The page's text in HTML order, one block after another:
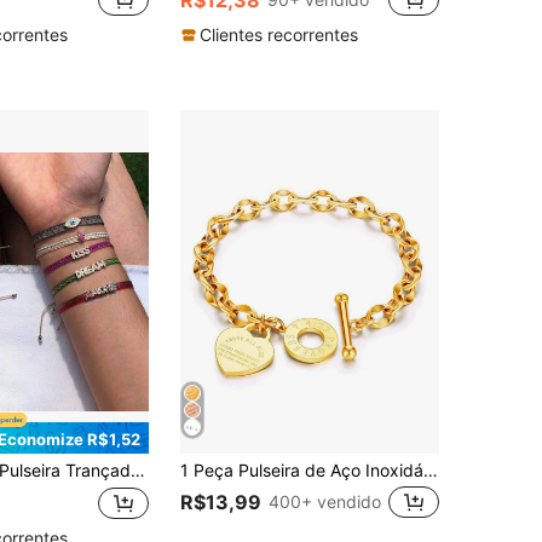
Clientes recorrentes
R$1,52
Pulseira Trançada para Mulheres, Estilo Vintage Sul-Americano Colombiano Padrão Floral Trançado, Micro-Incrustado de Strass Coloridos, Pingente com Letra KISS, Acessório de Primavera/Verão 1 Peça Pulseira de Aço Inoxidável Clássica para Mulheres com Formato de Coração Gravado com Lábios, Fecho de Aço Titânio, Presente para Dia dos Namorados, Dia das Mães
R$13,99 400+ vendido